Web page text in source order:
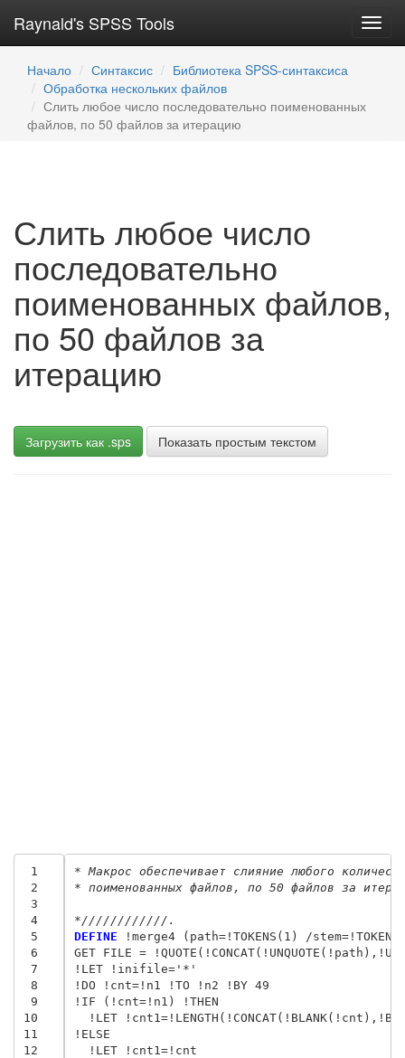
Raynald's SPSS Tools
Начало Синтаксис
Библиотека SPSS-синтаксиса
Обработка нескольких файлов
Слить любое число последовательно поименованных
файлов, по 50 файлов за итерацию
Слить любое число
последовательно
поименованных файлов,
по 50 файлов за
итерацию
Загрузить как .sps Показать простым текстом
1
2
3
4
5
6
7
8
9
10
11
12
* Макрос обеспечивает слияние любого
* поименованных файлов, по 50 файлов за
*////////////.
DEFINE !merge4 (path=!TOKENS(1) /
GET FILE =
!LET !inifile='*'
!DO !cnt=!n1 !TO !n2 !BY 49
!IF (!cnt=!n1) !THEN
!LET
!ELSE
  !LET !cnt1=!cnt